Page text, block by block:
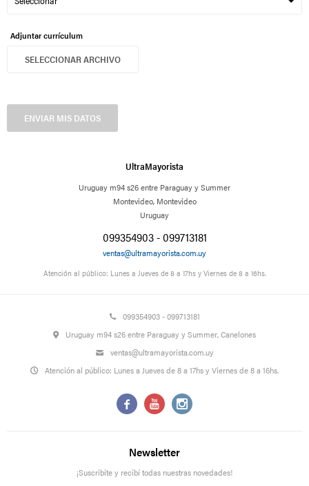
Adjuntar currículum
SELECCIONAR ARCHIVO
ENVIAR MIS DATOS
UltraMayorista
Uruguay m94 s26 entre Paraguay y Summer
Montevideo, Montevideo
Uruguay
099354903 - 099713181
ventas@ultramayorista.com.uy
Atención al público: Lunes a Jueves de 8 a 17hs y Viernes de 8 a 16hs.
099354903 - 099713181
Uruguay m94 s26 entre Paraguay y Summer, Canelones
ventas@ultramayorista.com.uy
Atención al público: Lunes a Jueves de 8 a 17hs y Viernes de 8 a 16hs.
  
Newsletter
¡Suscribite y recibí todas nuestras novedades!